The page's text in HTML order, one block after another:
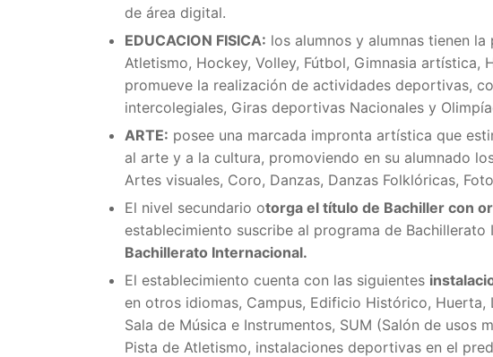
de área digital.
EDUCACION FISICA: los alumnos y alumnas tienen
Atletismo, Hockey, Volley, Fútbol, Gimnasia
promueve la realización de actividades deportivas,
intercolegiales, Giras deportivas Nacionales y
ARTE: posee una marcada impronta artística que
al arte y a la cultura, promoviendo en su alumnado
Artes visuales, Coro, Danzas, Danzas Folklóricas,
El nivel secundario otorga el título de Bachiller con
establecimiento suscribe al programa de Bachillerato
Bachillerato Internacional.
El establecimiento cuenta con las siguientes
en otros idiomas, Campus, Edificio Histórico,
Sala de Música e Instrumentos, SUM (Salón de usos
Pista de Atletismo, instalaciones deportivas en el